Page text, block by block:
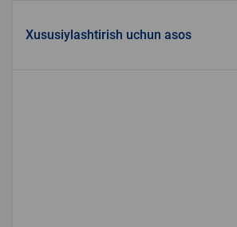
Xususiylashtirish uchun asos